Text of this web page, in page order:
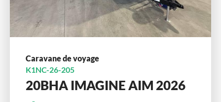
Caravane de voyage
K1NC-26-205
20BHA IMAGINE AIM 2026